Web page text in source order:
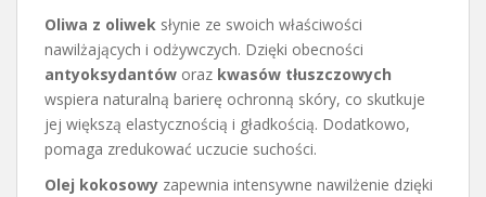
Oliwa z oliwek słynie ze swoich właściwości
nawilżających i odżywczych. Dzięki obecności
antyoksydantów oraz kwasów tłuszczowych
wspiera naturalną barierę ochronną skóry, co skutkuje
jej większą elastycznością i gładkością. Dodatkowo,
pomaga zredukować uczucie suchości.
Olej kokosowy zapewnia intensywne nawilżenie dzięki